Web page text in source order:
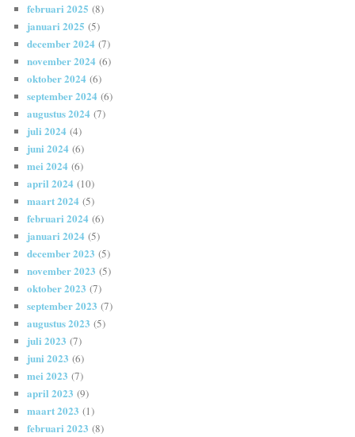
februari 2025 (8)
januari 2025 (5)
december 2024 (7)
november 2024 (6)
oktober 2024 (6)
september 2024 (6)
augustus 2024 (7)
juli 2024 (4)
juni 2024 (6)
mei 2024 (6)
april 2024 (10)
maart 2024 (5)
februari 2024 (6)
januari 2024 (5)
december 2023 (5)
november 2023 (5)
oktober 2023 (7)
september 2023 (7)
augustus 2023 (5)
juli 2023 (7)
juni 2023 (6)
mei 2023 (7)
april 2023 (9)
maart 2023 (1)
februari 2023 (8)